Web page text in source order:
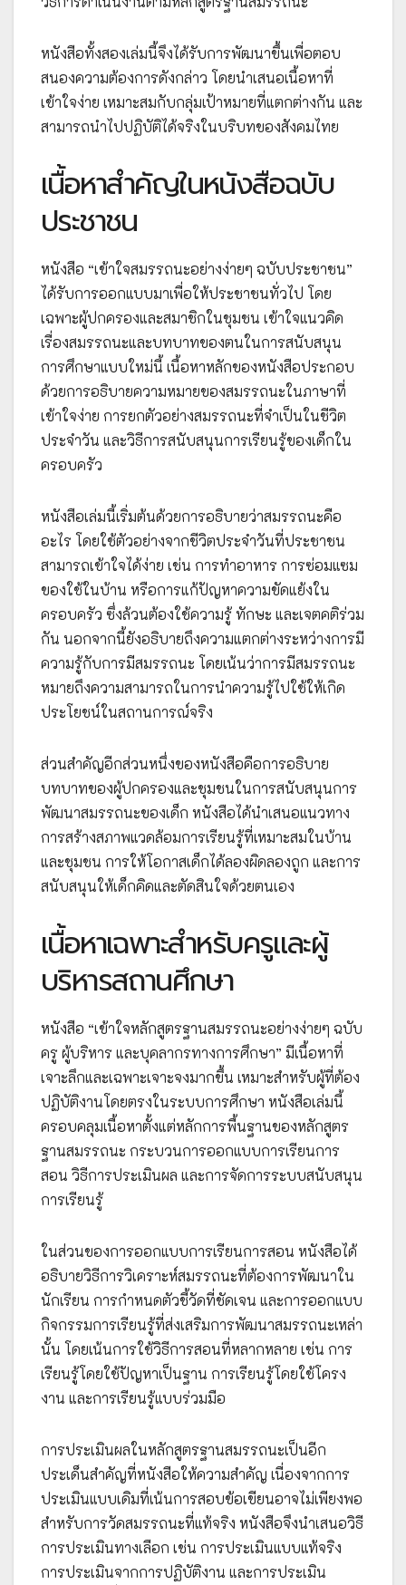
หนังสือทั้งสองเล่มนี้จึงได้รับการพัฒนาขึ้นเพื่อตอบ
สนองความต้องการดังกล่าว โดยนำเสนอเนื้อหาที่
เข้าใจง่าย เหมาะสมกับกลุ่มเป้าหมายที่แตกต่างกัน และ
สามารถนำไปปฏิบัติได้จริงในบริบทของสังคมไทย
เนื้อหาสำคัญในหนังสือฉบับ
ประชาชน
หนังสือ “เข้าใจสมรรถนะอย่างง่ายๆ ฉบับประชาชน”
ได้รับการออกแบบมาเพื่อให้ประชาชนทั่วไป โดย
เฉพาะผู้ปกครองและสมาชิกในชุมชน เข้าใจแนวคิด
เรื่องสมรรถนะและบทบาทของตนในการสนับสนุน
การศึกษาแบบใหม่นี้ เนื้อหาหลักของหนังสือประกอบ
ด้วยการอธิบายความหมายของสมรรถนะในภาษาที่
เข้าใจง่าย การยกตัวอย่างสมรรถนะที่จำเป็นในชีวิต
ประจำวัน และวิธีการสนับสนุนการเรียนรู้ของเด็กใน
ครอบครัว
หนังสือเล่มนี้เริ่มต้นด้วยการอธิบายว่าสมรรถนะคือ
อะไร โดยใช้ตัวอย่างจากชีวิตประจำวันที่ประชาชน
สามารถเข้าใจได้ง่าย เช่น การทำอาหาร การซ่อมแซม
ของใช้ในบ้าน หรือการแก้ปัญหาความขัดแย้งใน
ครอบครัว ซึ่งล้วนต้องใช้ความรู้ ทักษะ และเจตคติร่วม
กัน นอกจากนี้ยังอธิบายถึงความแตกต่างระหว่างการมี
ความรู้กับการมีสมรรถนะ โดยเน้นว่าการมีสมรรถนะ
หมายถึงความสามารถในการนำความรู้ไปใช้ให้เกิด
ประโยชน์ในสถานการณ์จริง
ส่วนสำคัญอีกส่วนหนึ่งของหนังสือคือการอธิบาย
บทบาทของผู้ปกครองและชุมชนในการสนับสนุนการ
พัฒนาสมรรถนะของเด็ก หนังสือได้นำเสนอแนวทาง
การสร้างสภาพแวดล้อมการเรียนรู้ที่เหมาะสมในบ้าน
และชุมชน การให้โอกาสเด็กได้ลองผิดลองถูก และการ
สนับสนุนให้เด็กคิดและตัดสินใจด้วยตนเอง
เนื้อหาเฉพาะสำหรับครูและผู้
บริหารสถานศึกษา
หนังสือ “เข้าใจหลักสูตรฐานสมรรถนะอย่างง่ายๆ ฉบับ
ครู ผู้บริหาร และบุคลากรทางการศึกษา” มีเนื้อหาที่
เจาะลึกและเฉพาะเจาะจงมากขึ้น เหมาะสำหรับผู้ที่ต้อง
ปฏิบัติงานโดยตรงในระบบการศึกษา หนังสือเล่มนี้
ครอบคลุมเนื้อหาตั้งแต่หลักการพื้นฐานของหลักสูตร
ฐานสมรรถนะ กระบวนการออกแบบการเรียนการ
สอน วิธีการประเมินผล และการจัดการระบบสนับสนุน
การเรียนรู้
ในส่วนของการออกแบบการเรียนการสอน หนังสือได้
อธิบายวิธีการวิเคราะห์สมรรถนะที่ต้องการพัฒนาใน
นักเรียน การกำหนดตัวชี้วัดที่ชัดเจน และการออกแบบ
กิจกรรมการเรียนรู้ที่ส่งเสริมการพัฒนาสมรรถนะเหล่า
นั้น โดยเน้นการใช้วิธีการสอนที่หลากหลาย เช่น การ
เรียนรู้โดยใช้ปัญหาเป็นฐาน การเรียนรู้โดยใช้โครง
งาน และการเรียนรู้แบบร่วมมือ
การประเมินผลในหลักสูตรฐานสมรรถนะเป็นอีก
ประเด็นสำคัญที่หนังสือให้ความสำคัญ เนื่องจากการ
ประเมินแบบเดิมที่เน้นการสอบข้อเขียนอาจไม่เพียงพอ
สำหรับการวัดสมรรถนะที่แท้จริง หนังสือจึงนำเสนอวิธี
การประเมินทางเลือก เช่น การประเมินแบบแท้จริง
การประเมินจากการปฏิบัติงาน และการประเมิน